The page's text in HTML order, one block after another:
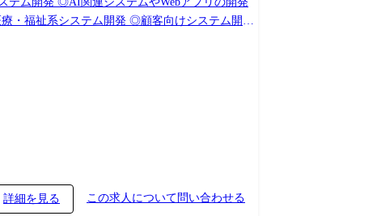
詳細を見る この求人について問い合わせる